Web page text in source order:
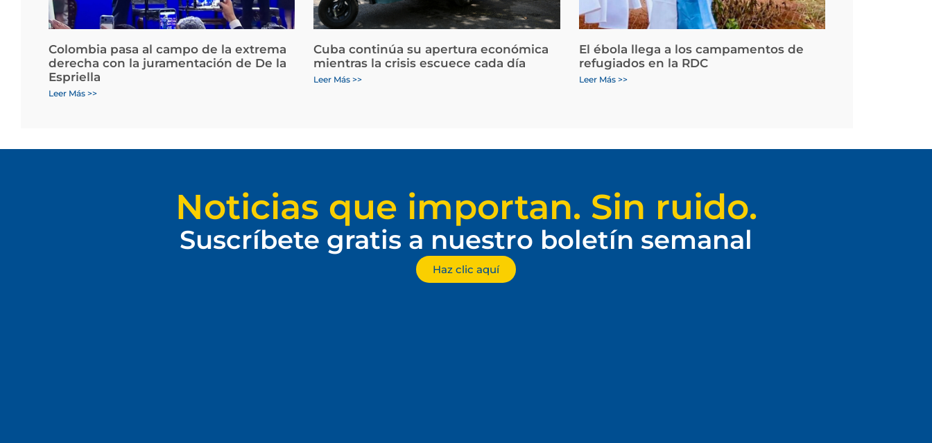
Colombia pasa al campo de la extrema
derecha con la juramentación de De la
Espriella
Leer Más >>
Cuba continúa su apertura económica
mientras la crisis escuece cada día
Leer Más >>
El ébola llega a los campamentos de
refugiados en la RDC
Leer Más >>
Noticias que importan. Sin ruido.
Suscríbete gratis a nuestro boletín semanal
Haz clic aquí